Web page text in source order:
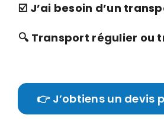
☑️ J’ai besoin d’un
🔍 Transport régulier ou
👉 J’obtiens un devis